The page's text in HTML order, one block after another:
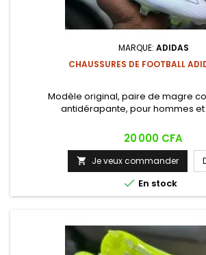
MARQUE: ADIDAS
CHAUSSURES DE FOOTBALL
Modèle original, paire de magre
antidérapante, pour hommes
Prix
20 000 CFA
 Je veux commander
 En stock